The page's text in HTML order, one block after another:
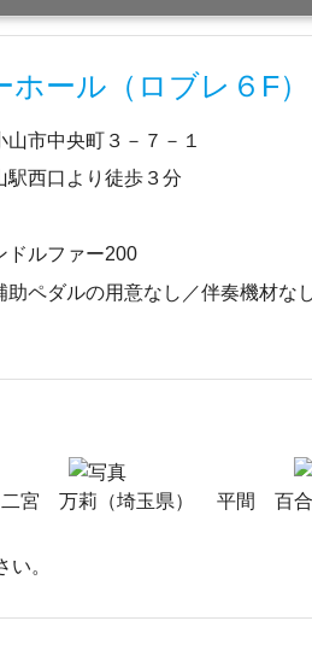
ール（ロブレ６F）
山市中央町３－７－１
駅西口より徒歩３分
ドルファー200
助ペダルの用意なし／伴奏機材な
二宮 万莉（埼玉県） 平間 百合
。